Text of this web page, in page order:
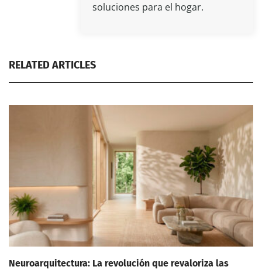
soluciones para el hogar.
RELATED ARTICLES
Neuroarquitectura: La revolución que revaloriza las